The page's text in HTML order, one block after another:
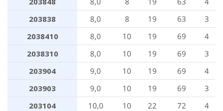
203838
8,0 8 19 63
3
2038410
8,0 10 19 69
4
2038310
8,0 10 19 69
3
203904
9,0 10 19 69
4
203903
9,0 10 19 69
3
203104
10,0 10 22 72
4